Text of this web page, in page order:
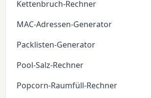
Kettenbruch-Rechner
MAC-Adressen-Generator
Packlisten-Generator
Pool-Salz-Rechner
Popcorn-Raumfüll-Rechner